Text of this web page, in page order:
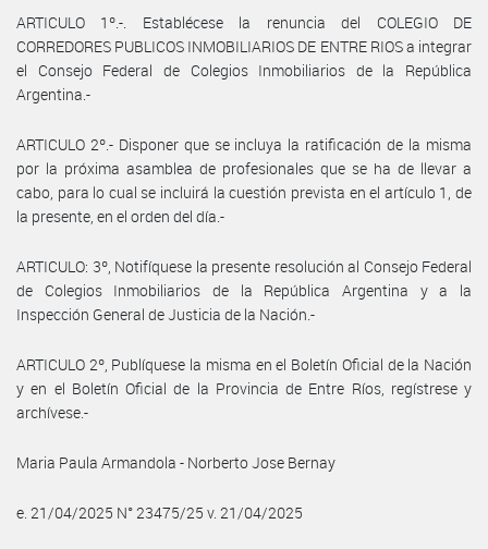
ARTICULO 1º.-. Establécese la renuncia del COLEGIO DE
CORREDORES PUBLICOS INMOBILIARIOS DE ENTRE RIOS a integrar
el Consejo Federal de Colegios Inmobiliarios de la República
Argentina.-
ARTICULO 2º.- Disponer que se incluya la ratificación de la misma
por la próxima asamblea de profesionales que se ha de llevar a
cabo, para lo cual se incluirá la cuestión prevista en el artículo 1, de
la presente, en el orden del día.-
ARTICULO: 3º, Notifíquese la presente resolución al Consejo Federal
de Colegios Inmobiliarios de la República Argentina y a la
Inspección General de Justicia de la Nación.-
ARTICULO 2º, Publíquese la misma en el Boletín Oficial de la Nación
y en el Boletín Oficial de la Provincia de Entre Ríos, regístrese y
archívese.-
Maria Paula Armandola - Norberto Jose Bernay
e. 21/04/2025 N° 23475/25 v. 21/04/2025